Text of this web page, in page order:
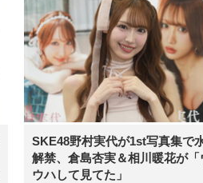
SKE48野村実代が1st写真集で
解禁、倉島杏実＆相川暖花が「
ウハして見てた」